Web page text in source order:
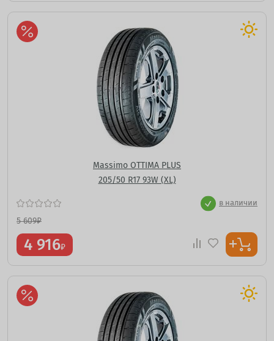
Massimo OTTIMA PLUS
205/50 R17 93W (XL)
в наличии
5 609₽
4 916₽